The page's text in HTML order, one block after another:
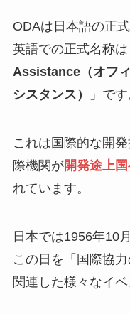
ODAは日本語の正
英語での正式名称は
Assistance（オフ
シスタンス）
」です
これは国際的な開
際機関が開発途上
れています。
日本では1956年10
この日を「国際協
関連した様々なイ